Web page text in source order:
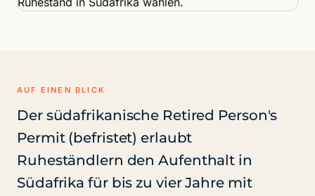
AUF EINEN BLICK
Der südafrikanische Retired Person's
Permit (befristet) erlaubt
Ruheständlern den Aufenthalt in
Südafrika für bis zu vier Jahre mit